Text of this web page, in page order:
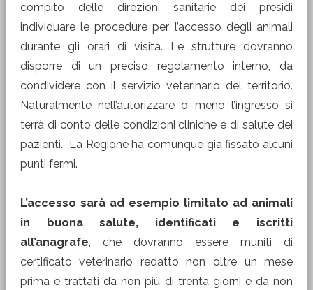
compito delle direzioni sanitarie dei presidi
individuare le procedure per l’accesso degli animali
durante gli orari di visita. Le strutture dovranno
disporre di un preciso regolamento interno, da
condividere con il servizio veterinario del territorio.
Naturalmente nell’autorizzare o meno l’ingresso si
terrà di conto delle condizioni cliniche e di salute dei
pazienti. La Regione ha comunque già fissato alcuni
punti fermi.
L’accesso sarà ad esempio limitato ad animali
in buona salute, identificati e iscritti
all’anagrafe, che dovranno essere muniti di
certificato veterinario redatto non oltre un mese
prima e trattati da non più di trenta giorni e da non